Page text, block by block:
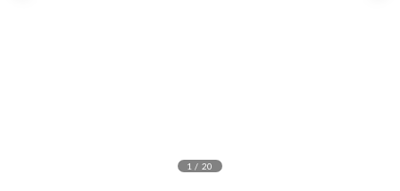
1 / 20